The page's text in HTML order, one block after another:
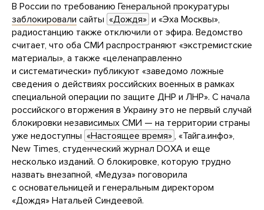
В России по требованию Генеральной прокуратуры
заблокировали сайты «Дождя» и «Эха Москвы»,
радиостанцию также отключили от эфира. Ведомство
считает, что оба СМИ распространяют «экстремистские
материалы», а также «целенаправленно
и систематически» публикуют «заведомо ложные
сведения о действиях российских военных в рамках
специальной операции по защите ДНР и ЛНР». С начала
российского вторжения в Украину это не первый случай
блокировки независимых СМИ — на территории страны
уже недоступны «Настоящее время» , «Тайга.инфо»,
New Times, студенческий журнал DOXA и еще
несколько изданий. О блокировке, которую трудно
назвать внезапной, «Медуза» поговорила
с основательницей и генеральным директором
«Дождя» Натальей Синдеевой.